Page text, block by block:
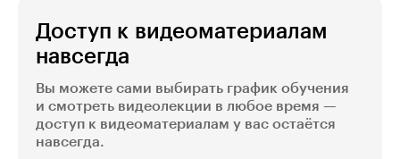
Доступ к видеоматериалам
навсегда
Вы можете сами выбирать график обучения
и смотреть видеолекции в любое время —
доступ к видеоматериалам у вас остаётся
навсегда.